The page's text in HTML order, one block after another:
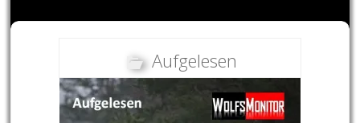
Aufgelesen